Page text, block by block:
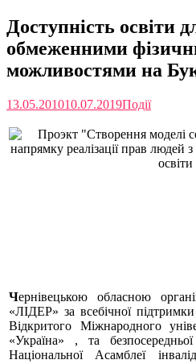
Доступність освіти
обмеженними
можливостями на
13.05.201010.07.2019Події
Чернівецькою обласною
«ЛІДЕР» за всебічної
Відкритого Міжнародного
«Україна» , та
Національної Асамблеї